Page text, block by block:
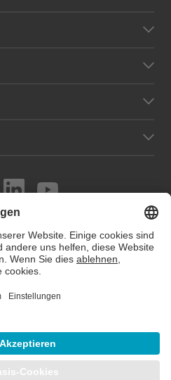
Sie
Besuchen Sie
Besuchen
Produkte, die auf dieser Website
oder eingetragene Marken sein,
Eigentümern gehören. Unsere
Für weitere Informationen
Laser Applikationen
/Sitemap/